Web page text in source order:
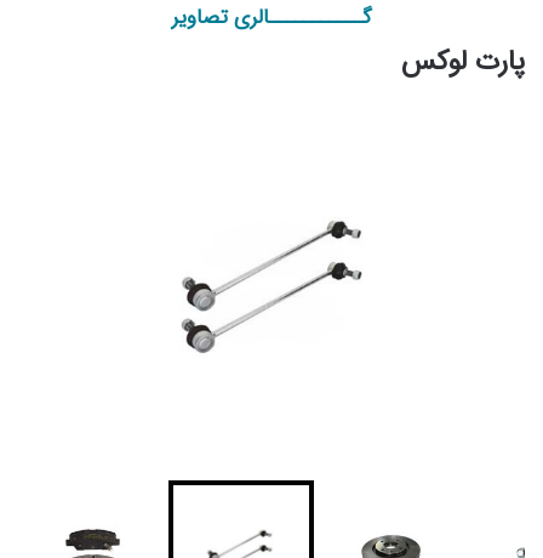
گـــــــــــالری تصاویر
پارت لوکس